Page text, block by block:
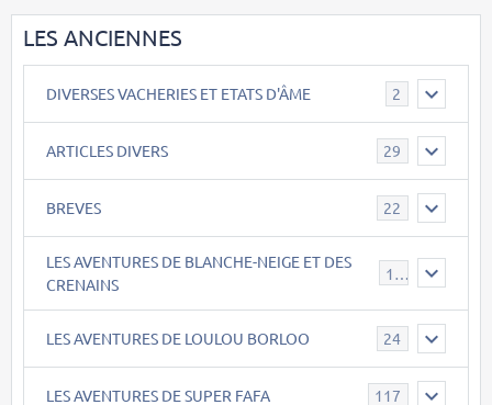
LES ANCIENNES
DIVERSES VACHERIES ET ETATS D'ÂME 2
ARTICLES DIVERS 29
BREVES 22
LES AVENTURES DE BLANCHE-NEIGE ET DES
CRENAINS
17
LES AVENTURES DE LOULOU BORLOO 24
LES AVENTURES DE SUPER FAFA 117